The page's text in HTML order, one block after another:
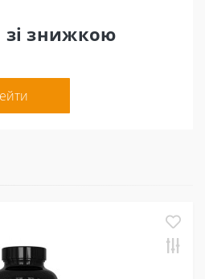
зі знижкою